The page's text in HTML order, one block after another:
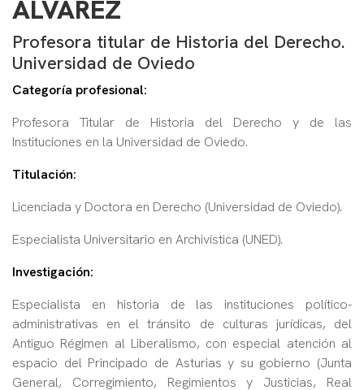
ALVAREZ
Profesora titular de Historia del Derecho.
Universidad de Oviedo
Categoría profesional:
Profesora Titular de Historia del Derecho y de las
Instituciones en la Universidad de Oviedo.
Titulación:
Licenciada y Doctora en Derecho (Universidad de Oviedo).
Especialista Universitario en Archivística (UNED).
Investigación:
Especialista en historia de las instituciones político-
administrativas en el tránsito de culturas jurídicas, del
Antiguo Régimen al Liberalismo, con especial atención al
espacio del Principado de Asturias y su gobierno (Junta
General, Corregimiento, Regimientos y Justicias, Real